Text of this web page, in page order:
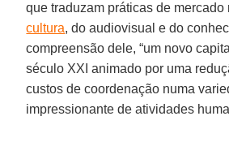
que traduzam práticas de
cultura, do audiovisual e do
compreensão dele, “um novo
século XXI animado por uma
custos de coordenação numa
impressionante de atividades